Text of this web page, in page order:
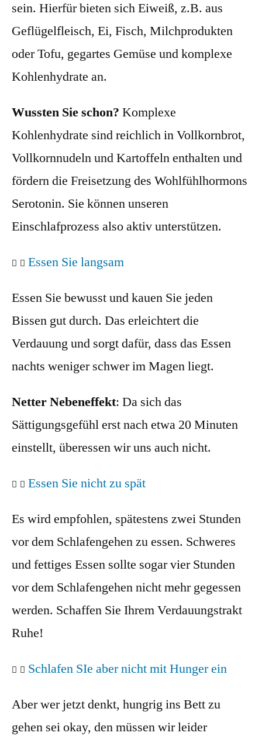
sein. Hierfür bieten sich Eiweiß, z.B. aus
Geflügelfleisch, Ei, Fisch, Milchprodukten
oder Tofu, gegartes Gemüse und komplexe
Kohlenhydrate an.
Wussten Sie schon? Komplexe
Kohlenhydrate sind reichlich in Vollkornbrot,
Vollkornnudeln und Kartoffeln enthalten und
fördern die Freisetzung des Wohlfühlhormons
Serotonin. Sie können unseren
Einschlafprozess also aktiv unterstützen.
Essen Sie langsam
Essen Sie bewusst und kauen Sie jeden
Bissen gut durch. Das erleichtert die
Verdauung und sorgt dafür, dass das Essen
nachts weniger schwer im Magen liegt.
Netter Nebeneffekt: Da sich das
Sättigungsgefühl erst nach etwa 20 Minuten
einstellt, überessen wir uns auch nicht.
Essen Sie nicht zu spät
Es wird empfohlen, spätestens zwei Stunden
vor dem Schlafengehen zu essen. Schweres
und fettiges Essen sollte sogar vier Stunden
vor dem Schlafengehen nicht mehr gegessen
werden. Schaffen Sie Ihrem Verdauungstrakt
Ruhe!
Schlafen SIe aber nicht mit Hunger ein
Aber wer jetzt denkt, hungrig ins Bett zu
gehen sei okay, den müssen wir leider